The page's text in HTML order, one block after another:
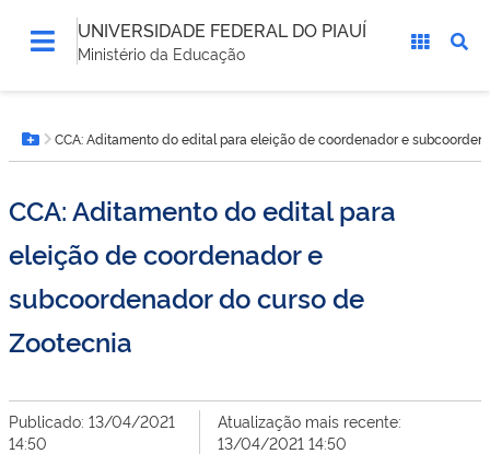
UNIVERSIDADE FEDERAL DO PIAUÍ
Ministério da Educação
está
aqui:Botão Menu
CCA: Aditamento do edital para eleição de coordenador e
CCA: Aditamento do edital para
eleição de coordenador e
subcoordenador do curso de
Zootecnia
Publicado: 13/04/2021
14:50
Atualização mais recente:
13/04/2021 14:50